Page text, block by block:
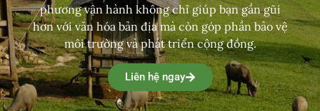
phương vận hành không chỉ giúp bạn gần gũi
hơn với văn hóa bản địa mà còn góp phần bảo vệ
môi trường và phát triển cộng đồng.
Liên hệ ngay